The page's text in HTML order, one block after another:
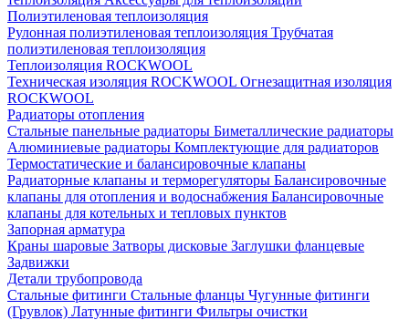
Полиэтиленовая теплоизоляция
Рулонная полиэтиленовая теплоизоляция Трубчатая
полиэтиленовая теплоизоляция
Теплоизоляция ROCKWOOL
Техническая изоляция ROCKWOOL Огнезащитная изоляция
ROCKWOOL
Радиаторы отопления
Стальные панельные радиаторы Биметаллические радиаторы
Алюминиевые радиаторы Комплектующие для радиаторов
Термостатические и балансировочные клапаны
Радиаторные клапаны и терморегуляторы Балансировочные
клапаны для отопления и водоснабжения Балансировочные
клапаны для котельных и тепловых пунктов
Запорная арматура
Краны шаровые Затворы дисковые Заглушки фланцевые
Задвижки
Детали трубопровода
Стальные фитинги Стальные фланцы Чугунные фитинги
(Грувлок) Латунные фитинги Фильтры очистки